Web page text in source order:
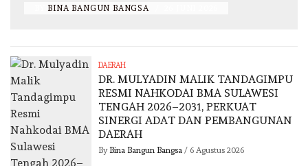
BINA BANGUN BANGSA
DAERAH
DR. MULYADIN MALIK TANDAGIMPU
RESMI NAHKODAI BMA SULAWESI
TENGAH 2026–2031, PERKUAT
SINERGI ADAT DAN PEMBANGUNAN
DAERAH
By Bina Bangun Bangsa/ 6 Agustus 2026